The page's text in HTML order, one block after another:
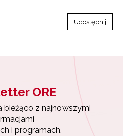
Udostępnij
ORE
bieżąco z najnowszymi
i programach.